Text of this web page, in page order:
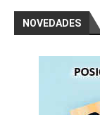
NOVEDADES